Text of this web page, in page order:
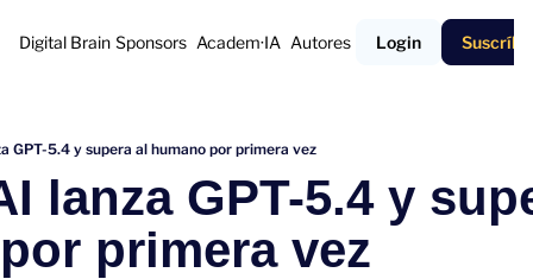
Digital Brain Sponsors Academ·IA Autores Login
GPT-5.4 y supera al humano por primera vez
lanza GPT-5.4 y
primera vez